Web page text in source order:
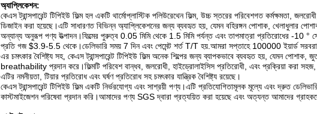
অ্যাপ্লিকেশন:
কেএস ট্রান্সপারেন্ট টিপিইউ ফিল্ম হল একটি থার্মোপ্লাস্টিক পলিউরেথেন ফিল্ম, উচ্চ স্তরের পরিবেশগত কর্মক্ষমতা,
ডিজাইন করা হয়েছে।এটি সাধারণত বিভিন্ন অ্যাপ্লিকেশনের জন্য ব্যবহৃত হয়, যেমন বহিরঙ্গন পোশাক, খেলাধুলার
অন্যান্য অনুরূপ পণ্য উত্পাদন।ফিল্মের পুরুত্ব 0.05 মিমি থেকে 1.5 মিমি পর্যন্ত এবং তাপমাত্রা প্রতিরোধের -10 °
প্রতি গজ $3.9-5.5 থেকে।ডেলিভারি সময় 7 দিন এবং পেমেন্ট শর্ত T/T হয়.আমরা সপ্তাহে 100000 ইয়ার্ড
এর চমৎকার বৈশিষ্ট্য সহ, কেএস ট্রান্সপারেন্ট টিপিইউ ফিল্ম অনেক শিল্পের জন্য ব্যাপকভাবে ব্যবহৃত হয়, যেমন
breathability প্রদান করে।ফিল্মটি পরিবেশ বান্ধব, জলরোধী, হাইড্রোলাইসিস প্রতিরোধী, এবং প্রক্রিয়া করা
এটির নমনীয়তা, টিয়ার প্রতিরোধ এবং ঘর্ষণ প্রতিরোধ সহ চমৎকার যান্ত্রিক বৈশিষ্ট্য রয়েছে।
কেএস ট্রান্সপারেন্ট টিপিইউ ফিল্ম একটি নির্ভরযোগ্য এবং সাশ্রয়ী পণ্য।এটি প্রতিযোগিতামূলক মূল্যে এবং দ্রুত
কাস্টমাইজেশন পরিষেবা প্রদান করি।আমাদের পণ্য SGS দ্বারা প্রত্যয়িত করা হয়েছে এবং অত্যন্ত আমাদের